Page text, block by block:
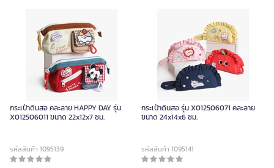
กระเป๋าดินสอ คละลาย HAPPY DAY รุ่น
X012506011 ขนาด 22x12x7 ซม.
รหัสสินค้า 1095139
กระเป๋าดินสอ รุ่น X012506071 คละลาย
ขนาด 24x14x6 ซม.
รหัสสินค้า 1095141